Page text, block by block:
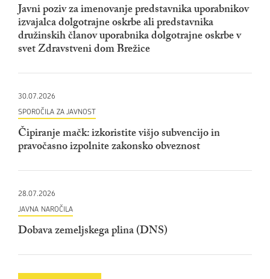
Javni poziv za imenovanje predstavnika uporabnikov
izvajalca dolgotrajne oskrbe ali predstavnika
družinskih članov uporabnika dolgotrajne oskrbe v
svet Zdravstveni dom Brežice
30.07.2026
SPOROČILA ZA JAVNOST
Čipiranje mačk: izkoristite višjo subvencijo in
pravočasno izpolnite zakonsko obveznost
28.07.2026
JAVNA NAROČILA
Dobava zemeljskega plina (DNS)